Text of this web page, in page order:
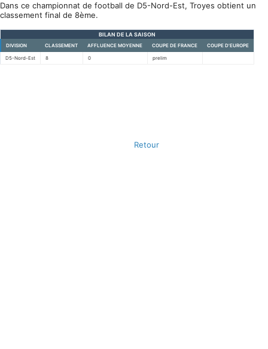
Dans ce championnat de football de D5-Nord-Est, Troyes obtient un
classement final de 8ème.
BILAN DE LA SAISON
DIVISION CLASSEMENT AFFLUENCE MOYENNE COUPE DE FRANCE COUPE D'EUROPE
D5-Nord-Est 8 0 prelim
Retour